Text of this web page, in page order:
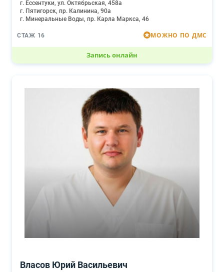
г. Ессентуки, ул. Октябрьская, 458а
г. Пятигорск, пр. Калинина, 90а
г. Минеральные Воды, пр. Карла Маркса, 46
СТАЖ 16 МОЖНО ПО ДМС
Запись онлайн
Власов Юрий Васильевич